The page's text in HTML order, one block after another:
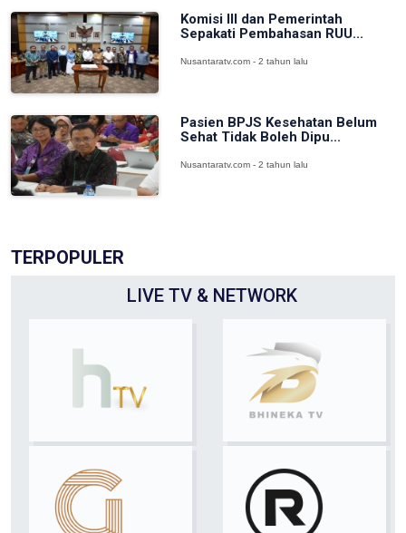
Komisi III dan Pemerintah
Sepakati Pembahasan RUU...
Nusantaratv.com - 2 tahun lalu
Pasien BPJS Kesehatan Belum
Sehat Tidak Boleh Dipu...
Nusantaratv.com - 2 tahun lalu
TERPOPULER
LIVE TV & NETWORK